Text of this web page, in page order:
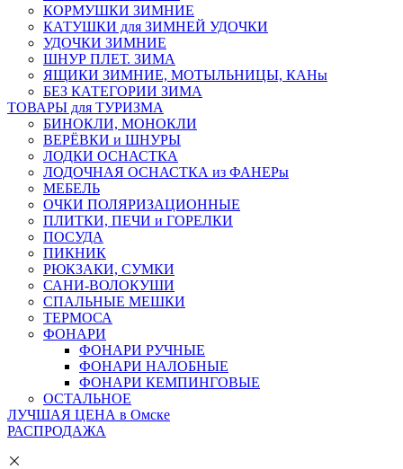
КОРМУШКИ ЗИМНИЕ
КАТУШКИ для ЗИМНЕЙ УДОЧКИ
УДОЧКИ ЗИМНИЕ
ШНУР ПЛЕТ. ЗИМА
ЯЩИКИ ЗИМНИЕ, МОТЫЛЬНИЦЫ, КАНы
БЕЗ КАТЕГОРИИ ЗИМА
ТОВАРЫ для ТУРИЗМА
БИНОКЛИ, МОНОКЛИ
ВЕРЁВКИ и ШНУРЫ
ЛОДКИ ОСНАСТКА
ЛОДОЧНАЯ ОСНАСТКА из ФАНЕРы
МЕБЕЛЬ
ОЧКИ ПОЛЯРИЗАЦИОННЫЕ
ПЛИТКИ, ПЕЧИ и ГОРЕЛКИ
ПОСУДА
ПИКНИК
РЮКЗАКИ, СУМКИ
САНИ-ВОЛОКУШИ
СПАЛЬНЫЕ МЕШКИ
ТЕРМОСА
ФОНАРИ
ФОНАРИ РУЧНЫЕ
ФОНАРИ НАЛОБНЫЕ
ФОНАРИ КЕМПИНГОВЫЕ
ОСТАЛЬНОЕ
ЛУЧШАЯ ЦЕНА в Омске
РАСПРОДАЖА